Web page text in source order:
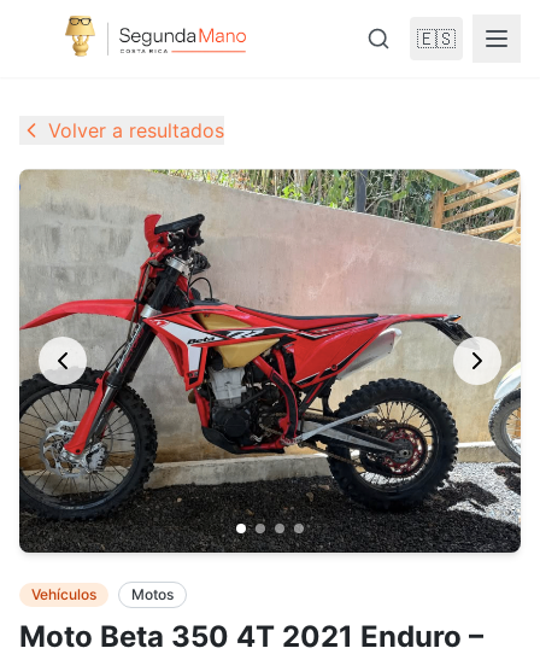
🇪🇸
Volver a resultados
Moto Beta 350 4T 2021 Enduro –
Vehículos Motos